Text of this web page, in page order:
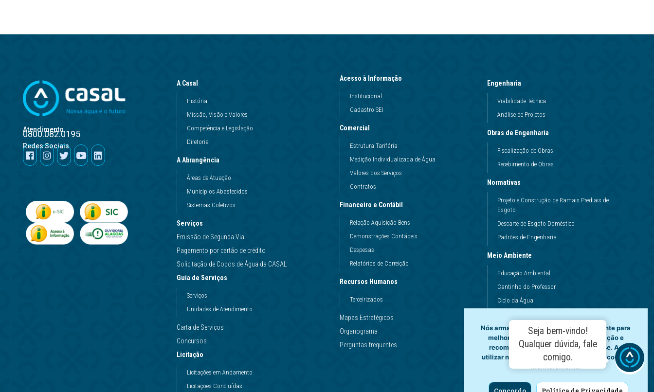
Atendimento
0800.082.0195
Redes Sociais
A Casal
História
Missão, Visão e Valores
Competência e Legislação
Diretoria
A Abrangência
Áreas de Atuação
Municípios Abastecidos
Sistemas Coletivos
Serviços
Emissão de Segunda Via
Pagamento por cartão de crédito
Solicitação de Copos de Água da CASAL
Guia de Serviços
Serviços
Unidades de Atendimento
Carta de Serviços
Concursos
Licitação
Licitações em Andamento
Licitações Concluídas
Acesso à Informação
Institucional
Cadastro SEI
Comercial
Estrutura Tarifária
Medição Individualizada de Água
Valores dos Serviços
Contratos
Financeiro e Contábil
Relação Aquisição Bens
Demonstrações Contábeis
Despesas
Relatórios de Correição
Recursos Humanos
Terceirizados
Mapas Estratégicos
Organograma
Perguntas frequentes
Engenharia
Viabilidade Técnica
Análise de Projetos
Obras de Engenharia
Fiscalização de Obras
Recebimento de Obras
Normativas
Projeto e Construção de Ramais Prediais de
Esgoto
Descarte de Esgoto Doméstico
Padrões de Engenharia
Meio Ambiente
Educação Ambiental
Cantinho do Professor
Ciclo da Água
Dinâmicas da Escola
Princípios de Higiene
Utilização da Água
Fale Conosco
Nós armazenamos dados temporariamente para
melhorar a sua experiência de navegação e
recomendar conteúdo de seu interesse. Ao
utilizar nossos serviços, você concorda com tal
Seja bem-vindo!
Qualquer dúvida, fale
comigo.